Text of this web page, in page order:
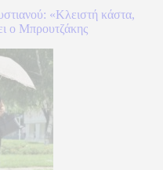
«Κλειστή κάστα,
ο Μπρουτζάκης